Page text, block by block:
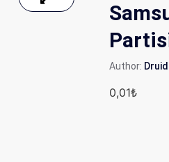
Author:
0,01₺